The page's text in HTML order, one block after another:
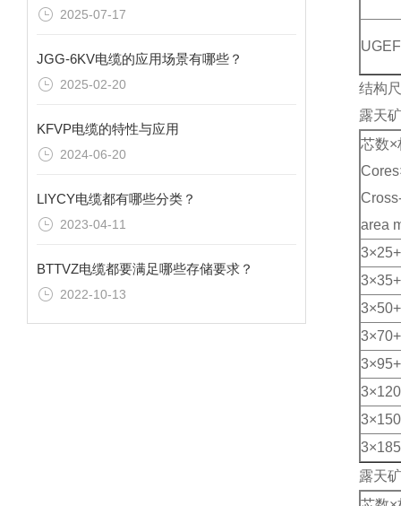
2025-07-17
JGG-6KV电缆的应用场景有哪些？
2025-02-20
KFVP电缆的特性与应用
2024-06-20
LIYCY电缆都有哪些分类？
2023-04-11
BTTVZ电缆都要满足哪些存储要求？
2022-10-13
结构
露天
芯数×
area
露天